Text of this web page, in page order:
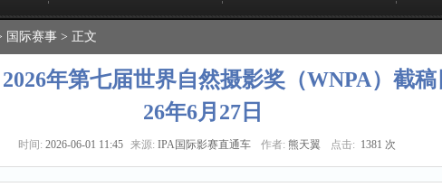
国际赛事 > 正文
年第七届世界自然摄影奖（WNPA）截稿
26年6月27日
时间: 2026-06-01 11:45 来源: IPA国际影赛直通车 作者: 熊天翼 点击: 1381 次